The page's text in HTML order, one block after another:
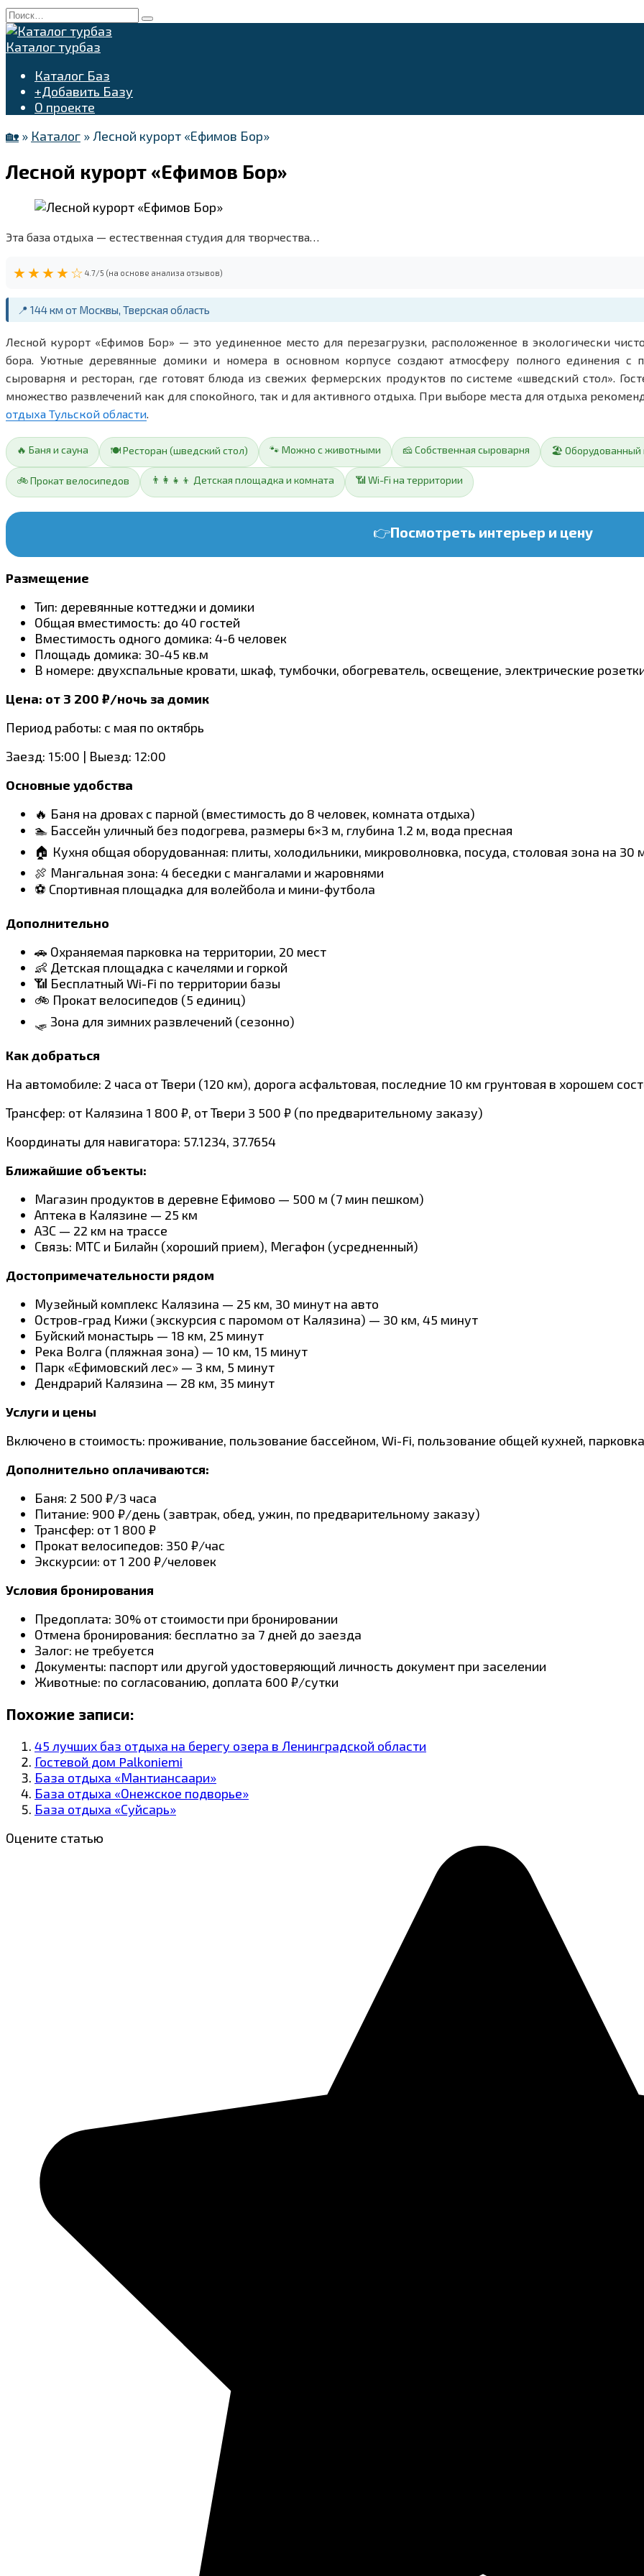
Перейти
к
содержанию
Search
for:
Каталог турбаз
Каталог Баз
+Добавить Базу
О проекте
🏡 » Каталог »Лесной курорт «Ефимов Бор»
Лесной курорт «Ефимов Бор»
Эта база отдыха — естественная студия для творчества…
★★★★☆ 4.7/5 (на основе анализа отзывов)
📍 144 км от Москвы, Тверская область
Лесной курорт «Ефимов Бор» — это уединенное место для перезагрузки, расположенное в экологически
бора. Уютные деревянные домики и номера в основном корпусе создают атмосферу полного единения с
сыроварня и ресторан, где готовят блюда из свежих фермерских продуктов по системе «шведский стол».
множество развлечений как для спокойного, так и для активного отдыха. При выборе места для отдыха
отдыха Тульской области.
🔥 Баня и сауна 🍽️ Ресторан (шведский стол) 🐾 Можно с животными 🧀 Собственная сыроварня 🏖️ Оборудованный
🚲 Прокат велосипедов 👨‍👩‍👧‍👦 Детская площадка и комната 📶 Wi-Fi на территории
👉Посмотреть интерьер и цену
Размещение
Тип: деревянные коттеджи и домики
Общая вместимость: до 40 гостей
Вместимость одного домика: 4-6 человек
Площадь домика: 30-45 кв.м
В номере: двухспальные кровати, шкаф, тумбочки, обогреватель, освещение, электрические
Цена: от 3 200 ₽/ночь за домик
Период работы: с мая по октябрь
Заезд: 15:00 | Выезд: 12:00
Основные удобства
🔥 Баня на дровах с парной (вместимость до 8 человек, комната отдыха)
🏊 Бассейн уличный без подогрева, размеры 6×3 м, глубина 1.2 м, вода пресная
🏠 Кухня общая оборудованная: плиты, холодильники, микроволновка, посуда, столовая зона на 30
🍖 Мангальная зона: 4 беседки с мангалами и жаровнями
⚽ Спортивная площадка для волейбола и мини-футбола
Дополнительно
🚗 Охраняемая парковка на территории, 20 мест
👶 Детская площадка с качелями и горкой
📶 Бесплатный Wi-Fi по территории базы
🚲 Прокат велосипедов (5 единиц)
🛷 Зона для зимних развлечений (сезонно)
Как добраться
На автомобиле: 2 часа от Твери (120 км), дорога асфальтовая, последние 10 км грунтовая в хорошем
Трансфер: от Калязина 1 800 ₽, от Твери 3 500 ₽ (по предварительному заказу)
Координаты для навигатора: 57.1234, 37.7654
Ближайшие объекты:
Магазин продуктов в деревне Ефимово — 500 м (7 мин пешком)
Аптека в Калязине — 25 км
АЗС — 22 км на трассе
Связь: МТС и Билайн (хороший прием), Мегафон (усредненный)
Достопримечательности рядом
Музейный комплекс Калязина — 25 км, 30 минут на авто
Остров-град Кижи (экскурсия с паромом от Калязина) — 30 км, 45 минут
Буйский монастырь — 18 км, 25 минут
Река Волга (пляжная зона) — 10 км, 15 минут
Парк «Ефимовский лес» — 3 км, 5 минут
Дендрарий Калязина — 28 км, 35 минут
Услуги и цены
Включено в стоимость: проживание, пользование бассейном, Wi-Fi, пользование общей кухней, парковка
Дополнительно оплачиваются:
Баня: 2 500 ₽/3 часа
Питание: 900 ₽/день (завтрак, обед, ужин, по предварительному заказу)
Трансфер: от 1 800 ₽
Прокат велосипедов: 350 ₽/час
Экскурсии: от 1 200 ₽/человек
Условия бронирования
Предоплата: 30% от стоимости при бронировании
Отмена бронирования: бесплатно за 7 дней до заезда
Залог: не требуется
Документы: паспорт или другой удостоверяющий личность документ при заселении
Животные: по согласованию, доплата 600 ₽/сутки
Похожие записи:
45 лучших баз отдыха на берегу озера в Ленинградской области
Гостевой дом Palkoniemi
База отдыха «Мантиансаари»
База отдыха «Онежское подворье»
База отдыха «Суйсарь»
Оцените статью